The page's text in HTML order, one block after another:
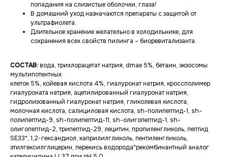
попадания на слизистые оболочки, глаза!
В домашний уход назначаются препараты с защитой от
ультрафиолета.
Длительное хранение желательно в холодильнике, для
сохранения всех свойств пилинга – биоревитализанта.
СОСТАВ:вода, трихлорацетат натрия, dmae 5%, бетаин, экзосомы
мультипотентных
клеток 5%, койевая кислота 4%, гиалуронат натрия, кроссполимер
гиалуроната натрия, ацетилированный гиалуронат натрия,
гидролизованный гиалуронат натрия, гликолевая кислота,
молочная кислота, салициловая кислота, sh-полипептид-1, sh-
полипептид-9, sh-полипептид-11, sh-олигопептид-1, sh-
олигопептид-2, трипептид-29, лецитин, пропиленгликоль, пептид
SE33*, 1,2-гександиол, каприлилгликоль, пентиленгликоль,
этилгексилглицерин, перекись водорода*рекомбинантный аналог